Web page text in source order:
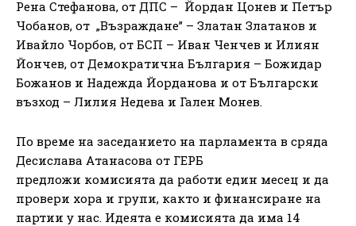
Рена Стефанова, от ДПС – Йордан Цонев и Петър
Чобанов, от „Възраждане” – Златан Златанов и
Ивайло Чорбов, от БСП – Иван Ченчев и Илиян
Йончев, от Демократична България – Божидар
Божанов и Надежда Йорданова и от Български
възход – Лилия Недева и Гален Монев.
По време на заседанието на парламента в сряда
Десислава Атанасова от ГЕРБ
предложи комисията да работи един месец и да
провери хора и групи, както и финансиране на
партии у нас. Идеята е комисията да има 14